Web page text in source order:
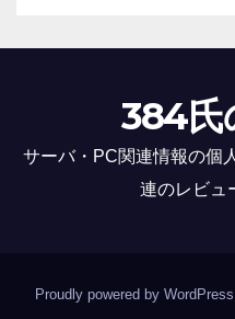
384氏
サーバ・PC関連情報の個
連のレビュ
Proudly powered by WordPress